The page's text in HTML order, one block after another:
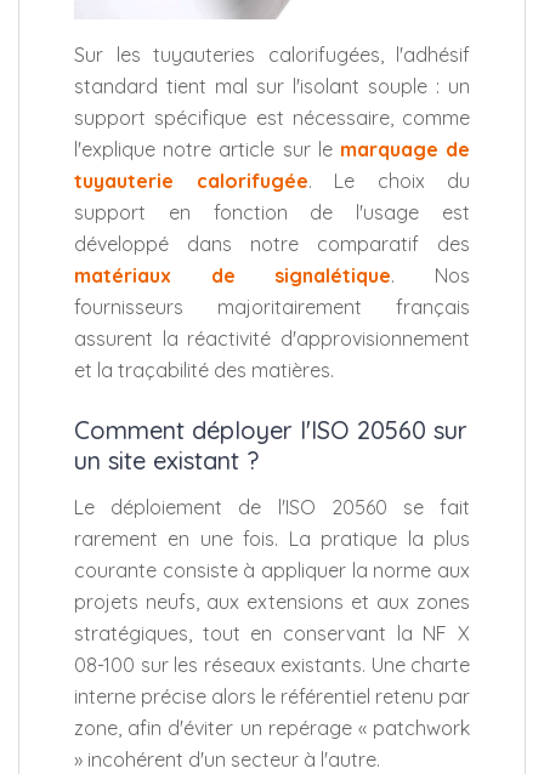
Sur les tuyauteries calorifugées, l'adhésif
standard tient mal sur l'isolant souple : un
support spécifique est nécessaire, comme
l'explique notre article sur le marquage de
tuyauterie calorifugée. Le choix du
support en fonction de l'usage est
développé dans notre comparatif des
matériaux de signalétique. Nos
fournisseurs majoritairement français
assurent la réactivité d'approvisionnement
et la traçabilité des matières.
Comment déployer l'ISO 20560 sur
un site existant ?
Le déploiement de l'ISO 20560 se fait
rarement en une fois. La pratique la plus
courante consiste à appliquer la norme aux
projets neufs, aux extensions et aux zones
stratégiques, tout en conservant la NF X
08-100 sur les réseaux existants. Une charte
interne précise alors le référentiel retenu par
zone, afin d'éviter un repérage « patchwork
» incohérent d'un secteur à l'autre.